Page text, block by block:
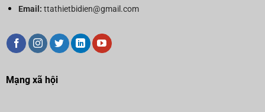
Email: ttathietbidien@gmail.com
Mạng xã hội